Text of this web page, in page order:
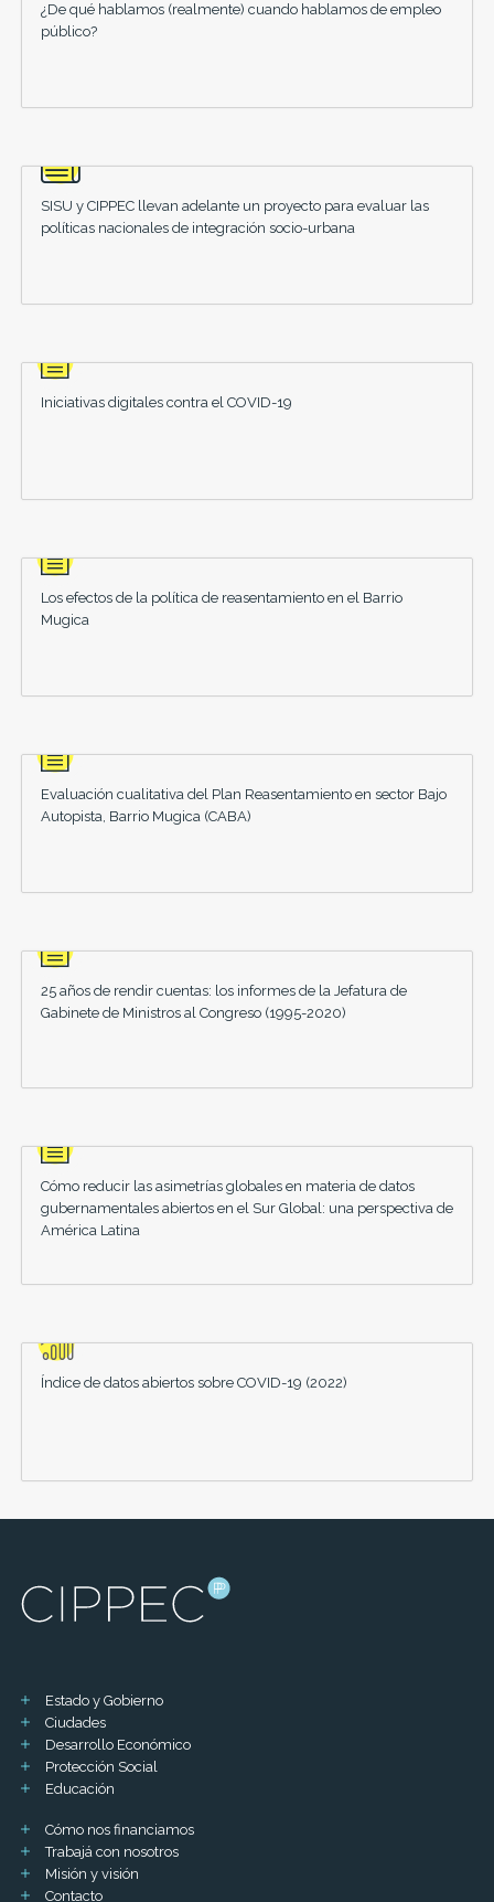
¿De qué hablamos (realmente) cuando hablamos de empleo
público?
SISU y CIPPEC llevan adelante un proyecto para evaluar las
políticas nacionales de integración socio-urbana
Iniciativas digitales contra el COVID-19
Los efectos de la política de reasentamiento en el Barrio
Mugica
Evaluación cualitativa del Plan Reasentamiento en sector Bajo
Autopista, Barrio Mugica (CABA)
25 años de rendir cuentas: los informes de la Jefatura de
Gabinete de Ministros al Congreso (1995-2020)
Cómo reducir las asimetrías globales en materia de datos
gubernamentales abiertos en el Sur Global: una perspectiva de
América Latina
Índice de datos abiertos sobre COVID-19 (2022)
Estado y Gobierno
Ciudades
Desarrollo Económico
Protección Social
Educación
Cómo nos financiamos
Trabajá con nosotros
Misión y visión
Contacto